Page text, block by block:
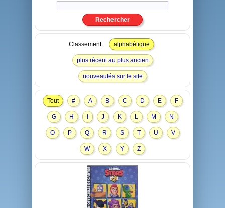
Classement : alphabétique
plus récent au plus ancien
nouveautés sur le site
Tout # A B C D E F
G H J K L M N
O P Q R S T U V
W X Y Z